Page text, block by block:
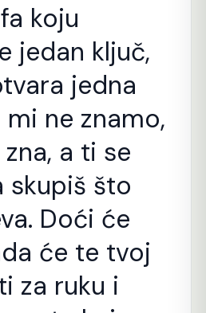
koju
jedan ključ,
jedna
ne znamo,
a ti se
skupiš što
Doći će
će te tvoj
za ruku i